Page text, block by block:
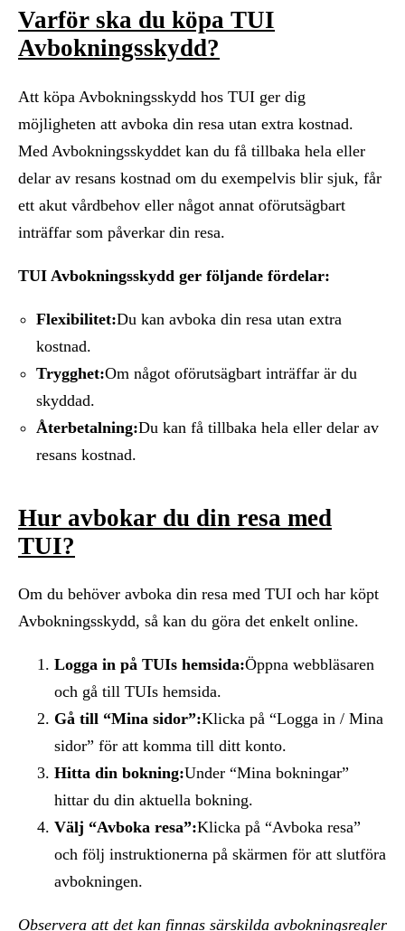
Varför ska du köpa TUI
Avbokningsskydd?
Att köpa Avbokningsskydd hos TUI ger dig
möjligheten att avboka din resa utan extra kostnad.
Med Avbokningsskyddet kan du få tillbaka hela eller
delar av resans kostnad om du exempelvis blir sjuk, får
ett akut vårdbehov eller något annat oförutsägbart
inträffar som påverkar din resa.
TUI Avbokningsskydd ger följande fördelar:
Flexibilitet:Du kan avboka din resa utan extra
kostnad.
Trygghet:Om något oförutsägbart inträffar är du
skyddad.
Återbetalning:Du kan få tillbaka hela eller delar av
resans kostnad.
Hur avbokar du din resa med
TUI?
Om du behöver avboka din resa med TUI och har köpt
Avbokningsskydd, så kan du göra det enkelt online.
Logga in på TUIs hemsida:Öppna webbläsaren
och gå till TUIs hemsida.
Gå till “Mina sidor”:Klicka på “Logga in / Mina
sidor” för att komma till ditt konto.
Hitta din bokning:Under “Mina bokningar”
hittar du din aktuella bokning.
Välj “Avboka resa”:Klicka på “Avboka resa”
och följ instruktionerna på skärmen för att slutföra
avbokningen.
Observera att det kan finnas särskilda avbokningsregler